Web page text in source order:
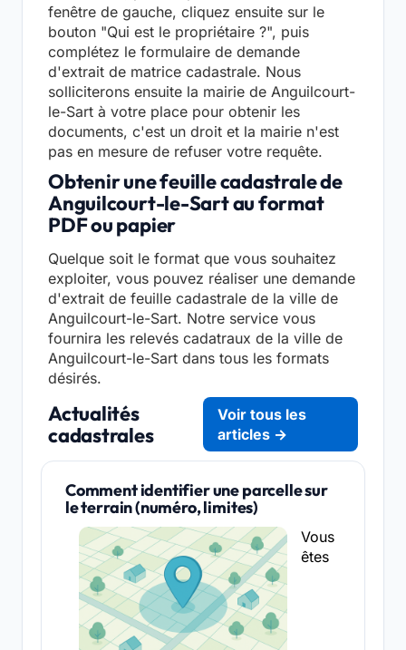
fenêtre de gauche, cliquez ensuite sur le
bouton "Qui est le propriétaire ?", puis
complétez le formulaire de demande
d'extrait de matrice cadastrale. Nous
solliciterons ensuite la mairie de Anguilcourt-
le-Sart à votre place pour obtenir les
documents, c'est un droit et la mairie n'est
pas en mesure de refuser votre requête.
Obtenir une feuille cadastrale de
Anguilcourt-le-Sart au format
PDF ou papier
Quelque soit le format que vous souhaitez
exploiter, vous pouvez réaliser une demande
d'extrait de feuille cadastrale de la ville de
Anguilcourt-le-Sart. Notre service vous
fournira les relevés cadatraux de la ville de
Anguilcourt-le-Sart dans tous les formats
désirés.
Actualités
cadastrales
Voir tous les
articles →
Comment identifier une parcelle sur
le terrain (numéro, limites)
Vous
êtes